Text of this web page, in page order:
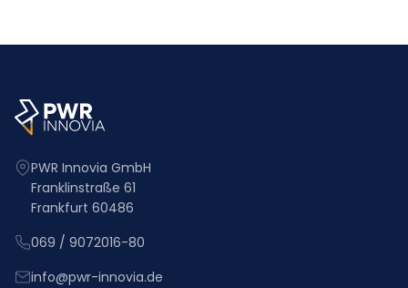
PWR Innovia GmbH
Franklinstraße 61
Frankfurt 60486
069 / 9072016-80
info@pwr-innovia.de